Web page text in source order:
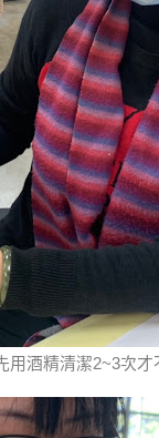
用酒精清潔2~3次才